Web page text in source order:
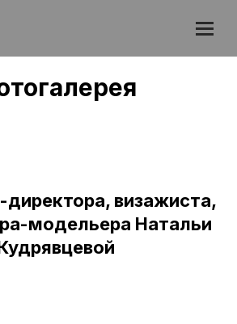
визажиста,
модельера Натальи